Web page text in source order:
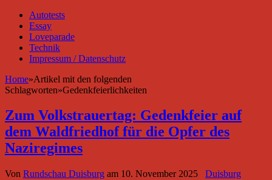
Autotests
Essay
Loveparade
Technik
Impressum / Datenschutz
Home»Artikel mit den folgenden
Schlagworten»Gedenkfeierlichkeiten
Zum Volkstrauertag: Gedenkfeier auf
dem Waldfriedhof für die Opfer des
Naziregimes
Von Rundschau Duisburg am 10. November 2025 Duisburg